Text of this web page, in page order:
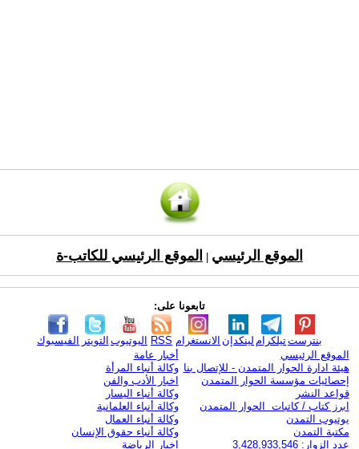
الموقع الرئيسي الموقع الرئيسي للكاتب-ة
تابعونا على:
الفيسبوك التويتر اليوتيوب RSS الانستغرام لينكدإن تيلكرامبنترست
الموقع الرئيسي
هيئة ادارة الحوار المتمدن - للإتصال بنا
إحصائيات مؤسسة الحوار المتمدن
قواعد النشر
ابرز كتاب / كاتبات الحوار المتمدن
يوتيوب التمدن
مكتبة التمدن
عدد الزوار: 3,428,933,546
أخبار عامة
وكالة أنباء المرأة
اخبار الأدب والفن
وكالة أنباء اليسار
وكالة أنباء العلمانية
وكالة أنباء العمال
وكالة أنباء حقوق الإنسان
اخبار الرياضة